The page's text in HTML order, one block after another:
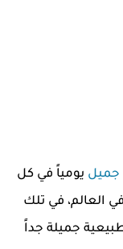
جميل يومياً في كل
العالم، في تلك
جميلة جداً